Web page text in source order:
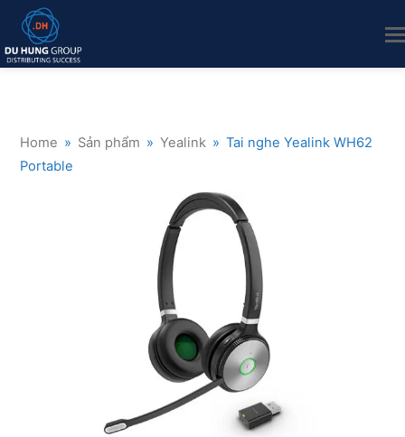
Home » Sản phẩm » Yealink » Tai nghe Yealink WH62
Portable